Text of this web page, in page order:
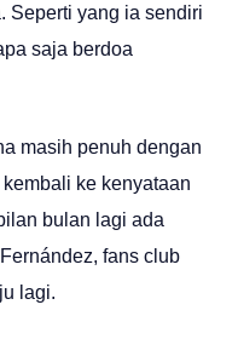
Seperti yang ia sendiri
saja berdoa
masih penuh dengan
ke kenyataan
bulan lagi ada
fans club
lagi.